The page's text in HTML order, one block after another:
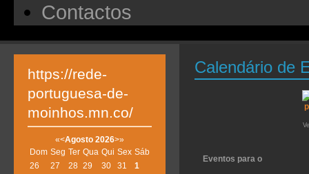
Contactos
Calendário de
Eventos para o
https://rede-
portuguesa-de-
moinhos.mn.co/
«<Agosto 2026>»
Dom Seg Ter Qua Qui Sex Sáb
26
27 28 29 30 31
1